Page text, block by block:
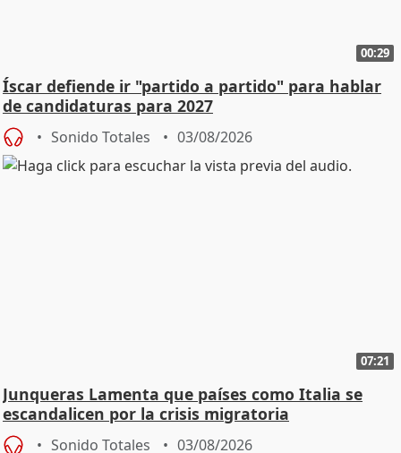
00:29
Íscar defiende ir "partido a partido" para hablar
de candidaturas para 2027
Sonido Totales 03/08/2026
07:21
Junqueras Lamenta que países como Italia se
escandalicen por la crisis migratoria
Sonido Totales 03/08/2026